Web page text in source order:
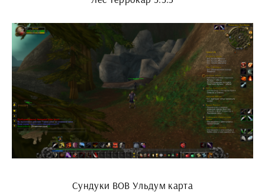
Сундуки ВОВ Ульдум карта